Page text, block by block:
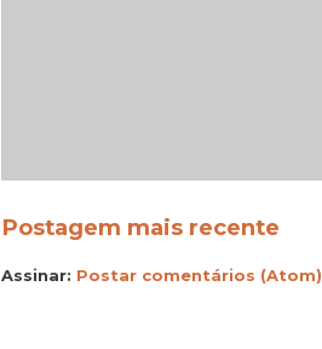
Postagem mais recente
Assinar: Postar comentários (Atom)